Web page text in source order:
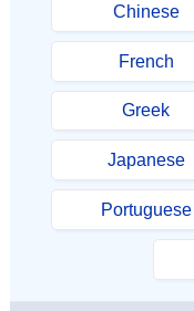
Chinese
French
Greek
Japanese
Portuguese